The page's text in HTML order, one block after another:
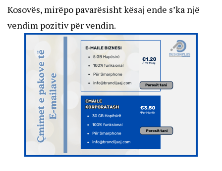
Kosovës, mirëpo pavarësisht kësaj ende s’ka një
vendim pozitiv për vendin.